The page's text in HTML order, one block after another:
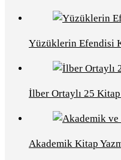
Yüzüklerin Efendisi
İlber Ortaylı 25
Akademik Kitap